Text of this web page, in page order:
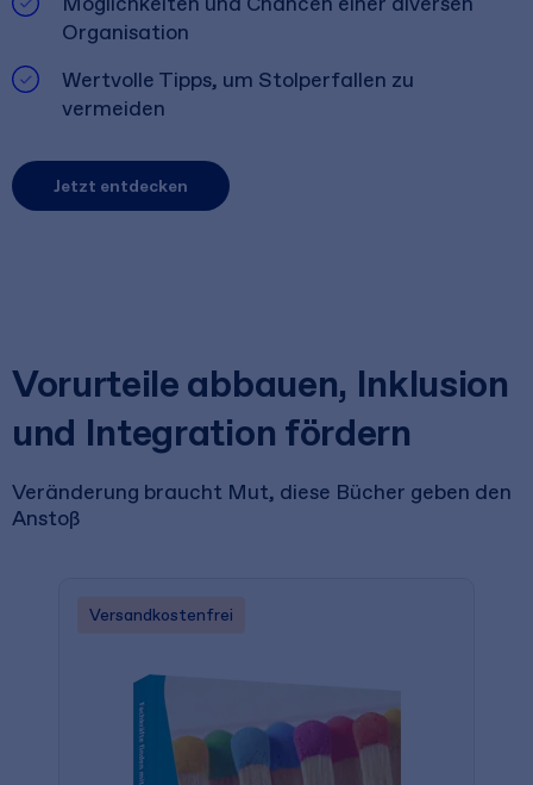
Organisation
Wertvolle Tipps, um Stolperfallen zu
vermeiden
Jetzt entdecken
Vorurteile abbauen, Inklusion
und Integration fördern
Veränderung braucht Mut, diese Bücher geben den
Anstoß
Versandkostenfrei